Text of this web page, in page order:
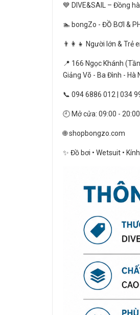
💙 DIVE&SAIL – Đồng
🏊 bongZo - ĐỒ BƠI &
👨‍👩‍👧 Người lớn & Trẻ
📍 166 Ngọc Khánh
Giảng Võ - Ba Đình - Hà
📞 094 6886 012 | 034
🕘 Mở cửa: 09:00 -
🌐 shopbongzo.com
✨ Đồ bơi • Wetsuit •